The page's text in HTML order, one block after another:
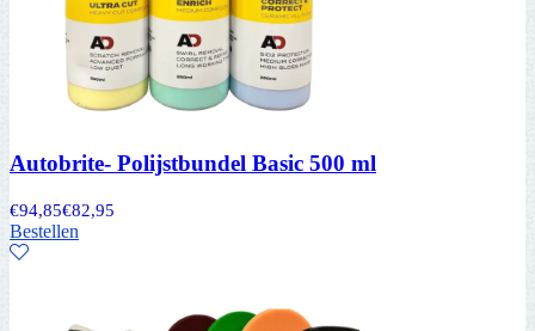
Autobrite- Polijstbundel Basic 500 ml
€94,85€82,95
Bestellen